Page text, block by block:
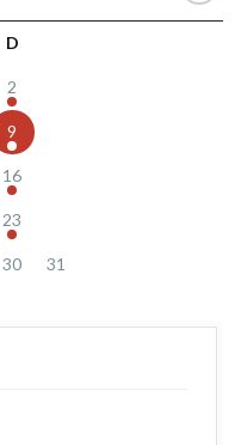
D
2
9
16
23
30 31